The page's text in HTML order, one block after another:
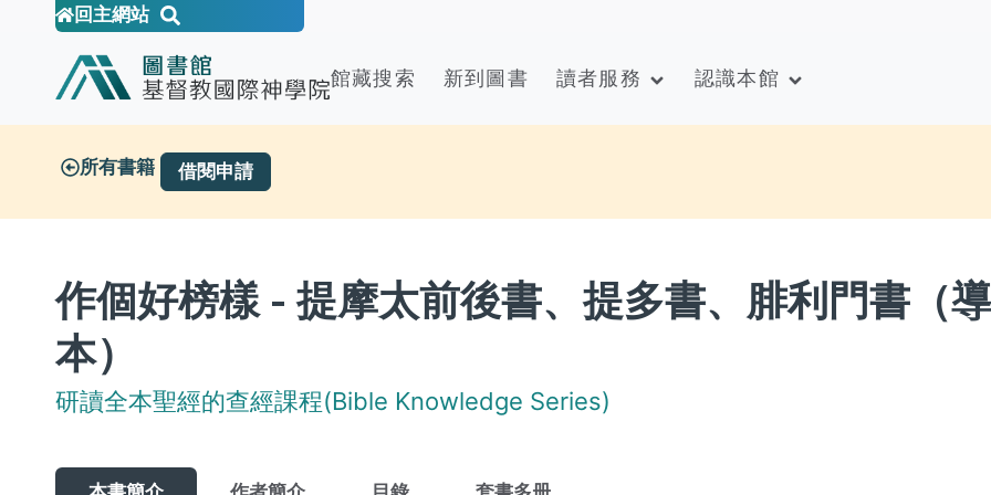
回主網站
館藏搜索 新到圖書 讀者服務 認識本館
所有書籍 借閱申請
作個好榜樣 - 提摩太前後書、提多書、腓利門書（
本）
研讀全本聖經的查經課程(Bible Knowledge Series)